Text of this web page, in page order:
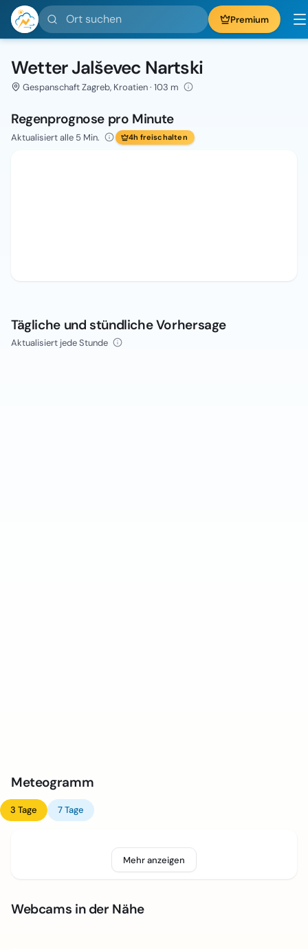
Ort suchen Premium
Wetter Jalševec Nartski
Gespanschaft Zagreb, Kroatien · 103 m
Regenprognose pro Minute
Aktualisiert alle 5 Min. 4h freischalten
Tägliche und stündliche Vorhersage
Aktualisiert jede Stunde
Meteogramm
3 Tage 7 Tage
Mehr anzeigen
Webcams in der Nähe